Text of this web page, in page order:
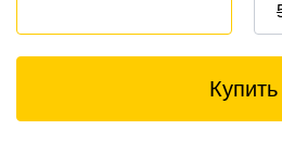
Купить